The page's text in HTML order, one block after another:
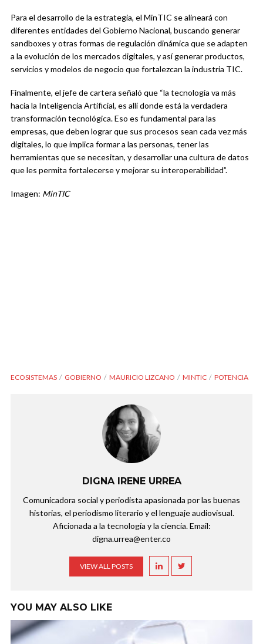
Para el desarrollo de la estrategia, el MinTIC se alineará con
diferentes entidades del Gobierno Nacional, buscando generar
sandboxes y otras formas de regulación dinámica que se adapten
a la evolución de los mercados digitales, y así generar productos,
servicios y modelos de negocio que fortalezcan la industria TIC.
Finalmente, el jefe de cartera señaló que “la tecnología va más
hacia la Inteligencia Artificial, es allí donde está la verdadera
transformación tecnológica. Eso es fundamental para las
empresas, que deben lograr que sus procesos sean cada vez más
digitales, lo que implica formar a las personas, tener las
herramientas que se necesitan, y desarrollar una cultura de datos
que les permita fortalecerse y mejorar su interoperabilidad”.
Imagen: MinTIC
ECOSISTEMAS GOBIERNO MAURICIO LIZCANO MINTIC POTENCIA
DIGNA IRENE URREA
Comunicadora social y periodista apasionada por las buenas
historias, el periodismo literario y el lenguaje audiovisual.
Aficionada a la tecnología y la ciencia. Email:
digna.urrea@enter.co
VIEW ALL POSTS
YOU MAY ALSO LIKE